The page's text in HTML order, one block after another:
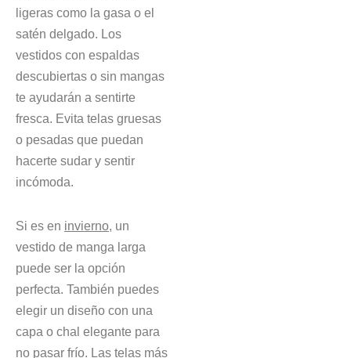
ligeras como la gasa o el
satén delgado. Los
vestidos con espaldas
descubiertas o sin mangas
te ayudarán a sentirte
fresca. Evita telas gruesas
o pesadas que puedan
hacerte sudar y sentir
incómoda.
Si es en invierno, un
vestido de manga larga
puede ser la opción
perfecta. También puedes
elegir un diseño con una
capa o chal elegante para
no pasar frío. Las telas más